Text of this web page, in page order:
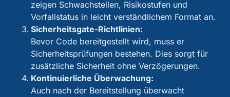
zeigen Schwachstellen, Risikostufen und
Vorfallstatus in leicht verständlichem Format an.
Sicherheitsgate-Richtlinien:
Bevor Code bereitgestellt wird, muss er
Sicherheitsprüfungen bestehen. Dies sorgt für
zusätzliche Sicherheit ohne Verzögerungen.
Kontinuierliche Überwachung:
Auch nach der Bereitstellung überwacht